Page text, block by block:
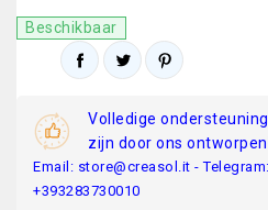
Beschikbaar
Volledige
zijn door ons
Email: store@creasol.it -
+393283730010